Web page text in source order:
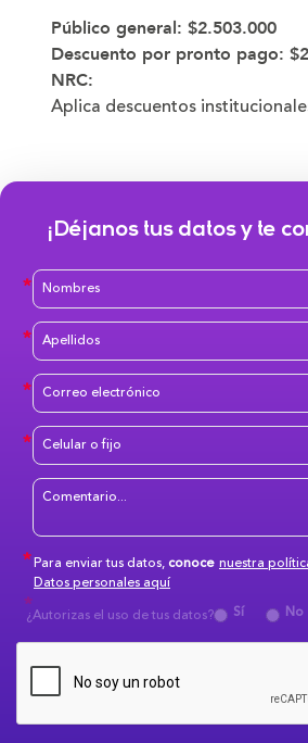
Público general: $2.503.000
Descuento por pronto pago:
NRC:
Aplica descuentos
¡Déjanos tus datos y te
Para enviar tus datos,conoce nuestra
Datos personales aquí
¿Autorizas el uso de tus datos?
Sí No